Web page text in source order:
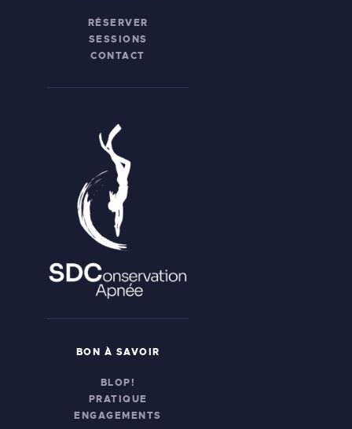
RÉSERVER
SESSIONS
CONTACT
BON À SAVOIR
BLOP!
PRATIQUE
ENGAGEMENTS